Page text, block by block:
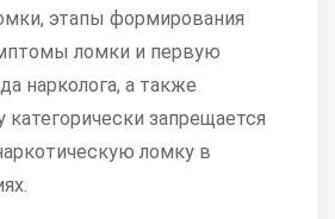
этапы формирования
ломки и первую
нарколога, а также
запрещается
ломку в